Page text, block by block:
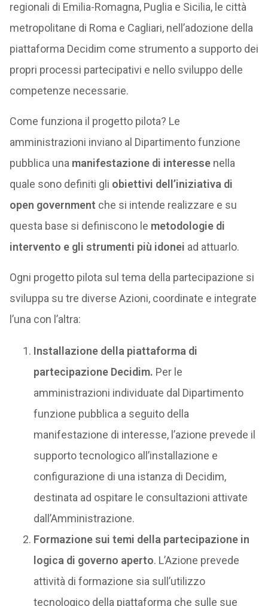
regionali di Emilia-Romagna, Puglia e Sicilia, le città
metropolitane di Roma e Cagliari, nell’adozione della
piattaforma Decidim come strumento a supporto dei
propri processi partecipativi e nello sviluppo delle
competenze necessarie.
Come funziona il progetto pilota? Le
amministrazioni inviano al Dipartimento funzione
pubblica una manifestazione di interessenella
quale sono definiti gli obiettivi dell’iniziativa di
open government che si intende realizzare e su
questa base si definiscono le metodologie di
intervento e gli strumenti più idonei ad attuarlo.
Ogni progetto pilota sul tema della partecipazione si
sviluppa su tre diverse Azioni, coordinate e integrate
l’una con l’altra:
Installazione della piattaforma di
partecipazione Decidim. Per le
amministrazioni individuate dal Dipartimento
funzione pubblica a seguito della
manifestazione di interesse, l’azione prevede il
supporto tecnologico all’installazione e
configurazione di una istanza di Decidim,
destinata ad ospitare le consultazioni attivate
dall’Amministrazione.
Formazione sui temi della partecipazione in
logica di governo aperto. L’Azione prevede
attività di formazione sia sull’utilizzo
tecnologico della piattaforma che sulle sue